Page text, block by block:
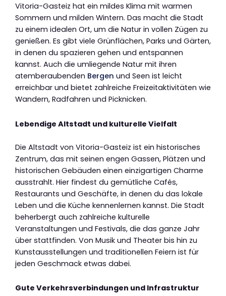
Vitoria-Gasteiz hat ein mildes Klima mit warmen
Sommern und milden Wintern. Das macht die Stadt
zu einem idealen Ort, um die Natur in vollen Zügen zu
genießen. Es gibt viele Grünflächen, Parks und Gärten,
in denen du spazieren gehen und entspannen
kannst. Auch die umliegende Natur mit ihren
atemberaubenden Bergen und Seen ist leicht
erreichbar und bietet zahlreiche Freizeitaktivitäten wie
Wandern, Radfahren und Picknicken.
Lebendige Altstadt und kulturelle Vielfalt
Die Altstadt von Vitoria-Gasteiz ist ein historisches
Zentrum, das mit seinen engen Gassen, Plätzen und
historischen Gebäuden einen einzigartigen Charme
ausstrahlt. Hier findest du gemütliche Cafés,
Restaurants und Geschäfte, in denen du das lokale
Leben und die Küche kennenlernen kannst. Die Stadt
beherbergt auch zahlreiche kulturelle
Veranstaltungen und Festivals, die das ganze Jahr
über stattfinden. Von Musik und Theater bis hin zu
Kunstausstellungen und traditionellen Feiern ist für
jeden Geschmack etwas dabei.
Gute Verkehrsverbindungen und Infrastruktur